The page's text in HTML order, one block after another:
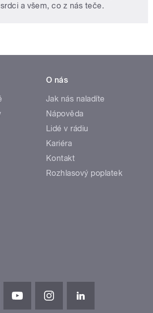
a všem, co z nás teče.
O nás
Jak nás naladíte
Nápověda
Lidé v rádiu
Kariéra
Kontakt
Rozhlasový poplatek